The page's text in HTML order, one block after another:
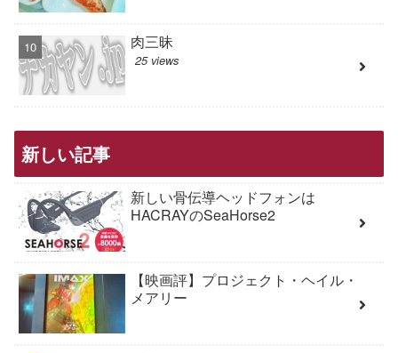
肉三昧
25 views
新しい記事
新しい骨伝導ヘッドフォンは
HACRAYのSeaHorse2
【映画評】プロジェクト・ヘイル・
メアリー